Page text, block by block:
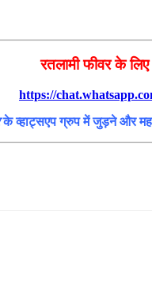
रतलामी फीवर के
https://
के व्हाट्सएप ग्रुप में जुड़ने और